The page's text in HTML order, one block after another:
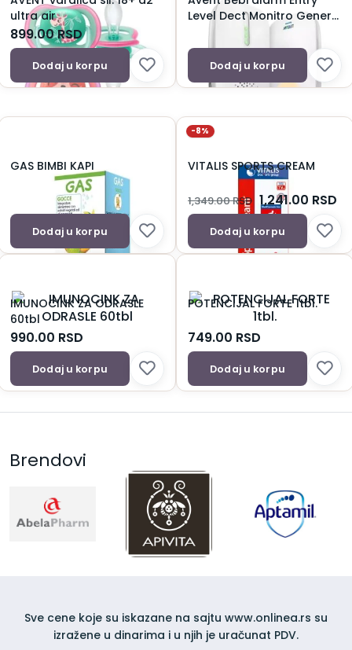
ultra air
899.00RSD
Dodaj u korpu
Level Dect Monitro Gener
3728 SCD502/26
Dodaj u korpu
GAS BIMBI KAPI
Dodaj u korpu
-8%
VITALIS SPORTS CREAM
1,349.00RSD 1,241.00 RSD
Dodaj u korpu
IMUNOCINK ZA ODRASLE
60tbl
990.00 RSD
Dodaj u korpu
POTENCIJAL FORTE 1tbl.
749.00 RSD
Dodaj u korpu
Brendovi
Sve cene koje su iskazane na sajtu www.onlinea.rs su
izražene u dinarima i u njih je uračunat PDV.